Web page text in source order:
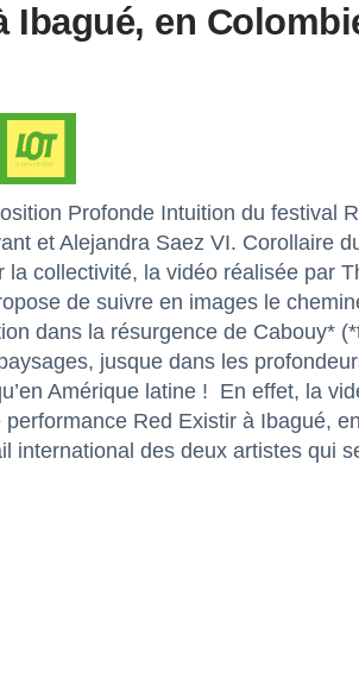
Ibagué, en
Profonde Intuition du festival
et Alejandra Saez VI. Corollaire
collectivité, la vidéo réalisée par
de suivre en images le
dans la résurgence de Cabouy*
jusque dans les
Amérique latine !
En effet, la
Red Existir à Ibagué,
international des deux artistes qui